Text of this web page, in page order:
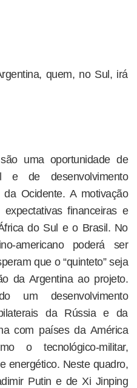
quem, no Sul, irá
uma oportunidade de
e de desenvolvimento
Ocidente. A motivação
financeiras e
do Sul e o Brasil. No
americano poderá ser
que o “quinteto” seja
da Argentina ao projeto.
um desenvolvimento
da Rússia e da
com países da América
o tecnológico-militar,
energético. Neste quadro,
Putin e de Xi Jinping